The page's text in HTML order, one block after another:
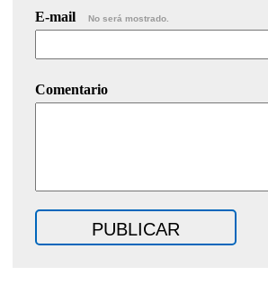
E-mail No será mostrado.
Comentario